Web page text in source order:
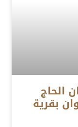
الحاج
بقرية